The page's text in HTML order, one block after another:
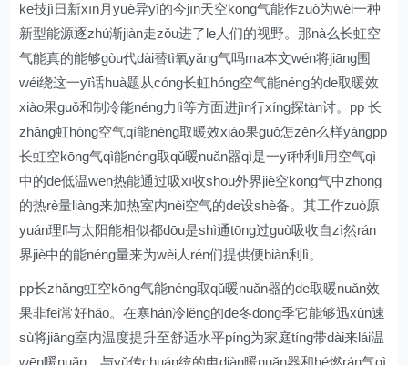
kē技jì日新xīn月yuè异yì的今jīn天空kōng气能作zuò为wèi一种
新型能源逐zhú渐jiàn走zǒu进了le人们的视野。那nà么长虹空
气能真的能够gòu代dài替tì氧yǎng气吗ma本文wén将jiāng围
wéi绕这一yī话huà题从cóng长虹hóng空气能néng的de取暖效
xiào果guǒ和制冷能néng力lì等方面进jìn行xíng探tàn讨。pp 长
zhǎng虹hóng空气qì能néng取暖效xiào果guǒ怎zěn么样yàngpp
长虹空kōng气qì能néng取qǔ暖nuǎn器qì是一yī种利lì用空气qì
中的de低温wēn热能通过吸xī收shōu外界jiè空kōng气中zhōng
的热rè量liàng来加热室内nèi空气的de设shè备。其工作zuò原
yuán理lǐ与太阳能相似都dōu是shì通tōng过guò吸收自zì然rán
界jiè中的能néng量来为wèi人rén们提供便biàn利lì。
pp长zhǎng虹空kōng气能néng取qǔ暖nuǎn器的de取暖nuǎn效
果非fēi常好hǎo。在寒hán冷lěng的de冬dōng季它能够迅xùn速
sù将jiāng室内温度提升至舒适水平píng为家庭tíng带dài来lái温
wēn暖nuǎn。与yǔ传chuán统的电diàn暖nuǎn器和hé燃rán气qì